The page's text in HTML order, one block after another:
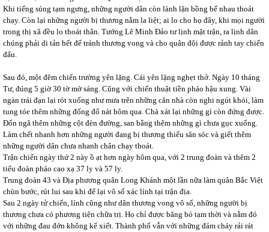
Khi tiếng súng tạm ngưng, những người dân còn lành lặn bồng bế nhau thoát
chạy. Còn lại những người bị thương nằm la liệt; ai lo cho họ đây, khi mọi người
trong thị xã đều lo thoát thân. Tướng Lê Minh Đảo tư lịnh mặt trận, ra lịnh dân
chúng phải di tản hết để tránh thương vong và cho quân đội được rảnh tay chiến
đấu.
Sau đó, một đêm chiến trường yên lặng. Cái yên lặng nghẹt thở. Ngày 10 tháng
Tư, đúng 5 giờ 30 tờ mờ sáng. Cũng với chiến thuật tiền pháo hậu xung. Vài
ngàn trái đạn lại rót xuống như mưa trên những căn nhà còn nghi ngút khói, làm
tung tóe thêm những đống đổ nát hôm qua. Chà xát lại những gì còn đứng được.
Đốn ngã thêm những cột đèn đường, san bằng thêm những gì chưa gục xuống.
Làm chết nhanh hơn những người đang bị thương thiếu săn sóc và giết thêm
những người dân chưa nhanh chân chạy thoát.
Trận chiến ngày thứ 2 này ồ ạt hơn ngày hôm qua, với 2 trung đoàn và thêm 2
tiểu đoàn pháo cao xạ 37 ly và 57 ly.
Trung đoàn 43 và Địa phương quân Long Khánh một lần nữa làm quân Bắc Việt
chùn bước, rút lui sau khi để lại vô số xác lính tại trận địa.
Sau 2 ngày tử chiến, lính cũng như dân thương vong vô số, những người bị
thương chưa có phương tiện chữa trị. Họ chỉ được băng bó tạm thời và nằm đó
với những đau đớn không kể xiết. Thành phố vẫn với những đám cháy rải rát